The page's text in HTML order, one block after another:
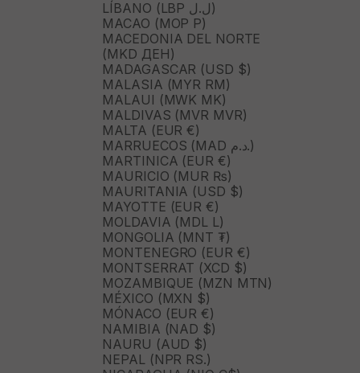
LÍBANO (LBP ل.ل)
MACAO (MOP P)
MACEDONIA DEL NORTE
(MKD ДЕН)
MADAGASCAR (USD $)
MALASIA (MYR RM)
MALAUI (MWK MK)
MALDIVAS (MVR MVR)
MALTA (EUR €)
MARRUECOS (MAD د.م.)
MARTINICA (EUR €)
MAURICIO (MUR ₨)
MAURITANIA (USD $)
MAYOTTE (EUR €)
MOLDAVIA (MDL L)
MONGOLIA (MNT ₮)
MONTENEGRO (EUR €)
MONTSERRAT (XCD $)
MOZAMBIQUE (MZN MTN)
MÉXICO (MXN $)
MÓNACO (EUR €)
NAMIBIA (NAD $)
NAURU (AUD $)
NEPAL (NPR RS.)